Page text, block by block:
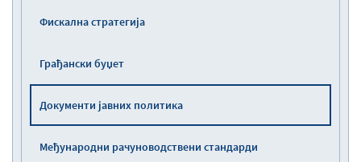
Фискална стратегија
Грађански буџет
Документи јавних политика
Међународни рачуноводствени стандарди